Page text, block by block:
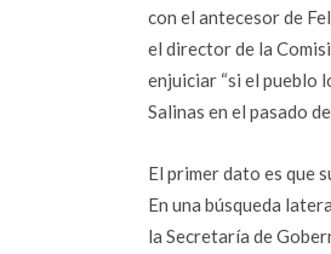
con el antecesor de
el director de la
enjuiciar “si el pueblo
Salinas en el pasado
El primer dato es que
En una búsqueda
la Secretaría de